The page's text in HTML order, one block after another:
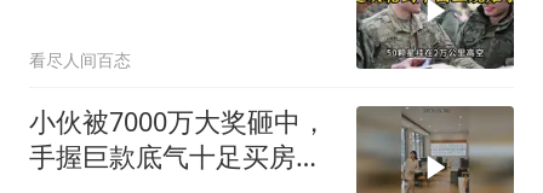
看尽人间百态
小伙被7000万大奖砸中，
手握巨款底气十足买房不